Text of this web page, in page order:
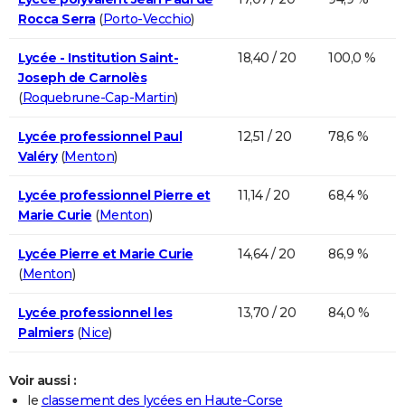
Rocca Serra(Porto-Vecchio)
Lycée - Institution Saint-
Joseph de Carnolès
(Roquebrune-Cap-Martin)
18,40 / 20 100,0 %
Lycée professionnel Paul
Valéry(Menton)
12,51 / 20 78,6 %
Lycée professionnel Pierre et
Marie Curie (Menton)
11,14 / 20 68,4 %
Lycée Pierre et Marie Curie
(Menton)
14,64 / 20 86,9 %
Lycée professionnel les
Palmiers(Nice)
13,70 / 20 84,0 %
Voir aussi :
le classement des lycées en Haute-Corse